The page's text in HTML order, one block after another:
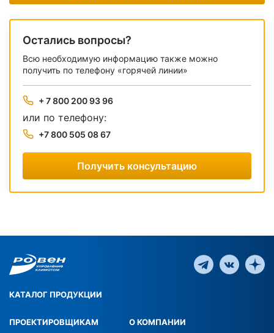
Остались вопросы?
Всю необходимую информацию также можно
получить по телефону «горячей линии»
+ 7 800 200 93 96
или по телефону:
+7 800 505 08 67
Получить консультацию
КАТАЛОГ ПРОДУКЦИИ
ПРОЕКТИРОВЩИКАМ О КОМПАНИИ